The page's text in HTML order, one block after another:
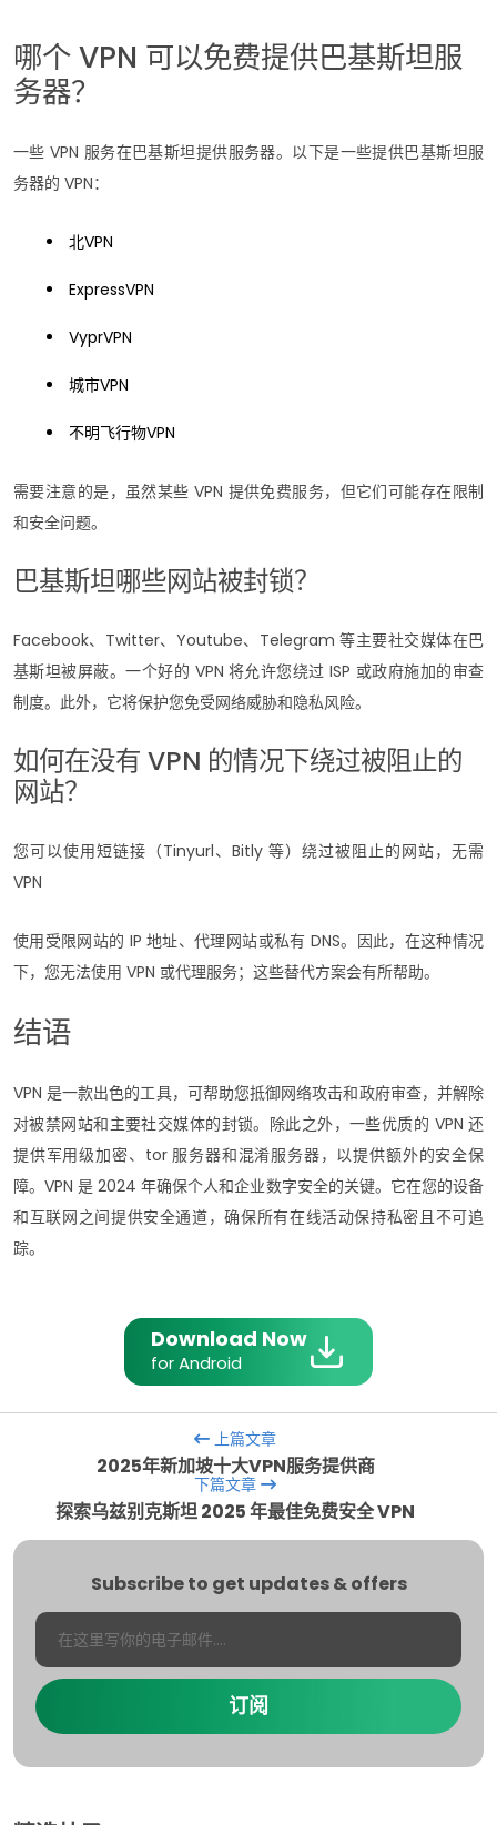
哪个 VPN 可以免费提供巴基斯坦服
务器？
一些 VPN 服务在巴基斯坦提供服务器。以下是一些提供巴基斯坦服
务器的 VPN：
北VPN
ExpressVPN
VyprVPN
城市VPN
不明飞行物VPN
需要注意的是，虽然某些 VPN 提供免费服务，但它们可能存在限制
和安全问题。
巴基斯坦哪些网站被封锁？
Facebook、Twitter、Youtube、Telegram 等主要社交媒体在巴
基斯坦被屏蔽。一个好的 VPN 将允许您绕过 ISP 或政府施加的审查
制度。此外，它将保护您免受网络威胁和隐私风险。
如何在没有 VPN 的情况下绕过被阻止的
网站？
您可以使用短链接（Tinyurl、Bitly 等）绕过被阻止的网站，无需
VPN
使用受限网站的 IP 地址、代理网站或私有 DNS。因此，在这种情况
下，您无法使用 VPN 或代理服务；这些替代方案会有所帮助。
结语
VPN 是一款出色的工具，可帮助您抵御网络攻击和政府审查，并解除
对被禁网站和主要社交媒体的封锁。除此之外，一些优质的 VPN 还
提供军用级加密、tor 服务器和混淆服务器，以提供额外的安全保
障。VPN 是 2024 年确保个人和企业数字安全的关键。它在您的设备
和互联网之间提供安全通道，确保所有在线活动保持私密且不可追
踪。
Download Now
for Android
上篇文章
2025年新加坡十大VPN服务提供商
下篇文章
探索乌兹别克斯坦 2025 年最佳免费安全 VPN
Subscribe to get updates & offers
订阅